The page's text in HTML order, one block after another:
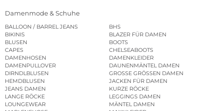
Damenmode & Schuhe
BALLOON / BARREL JEANS
BHS
BIKINIS
BLAZER FÜR DAMEN
BLUSEN
BOOTS
CAPES
CHELSEABOOTS
DAMENHOSEN
DAMENKLEIDER
DAMENPULLOVER
DAUNENMÄNTEL DAMEN
DIRNDLBLUSEN
GROSSE GRÖSSEN DAMEN
HEMDBLUSEN
JACKEN FÜR DAMEN
JEANS DAMEN
KURZE RÖCKE
LANGE RÖCKE
LEGGINGS DAMEN
LOUNGEWEAR
MÄNTEL DAMEN